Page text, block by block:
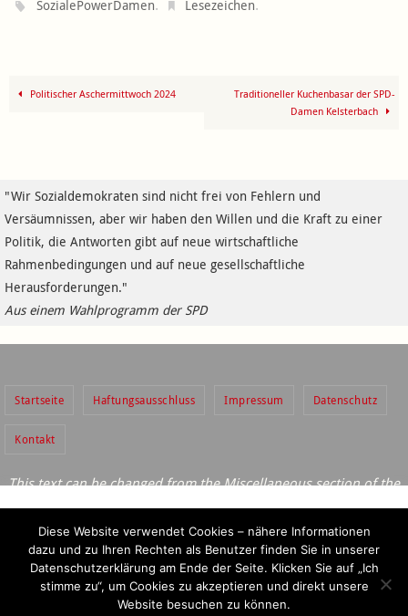
SozialePowerDamen. Lesezeichen.
Politischer Aschermittwoch 2024
Traditioneller Kuchenbasar der SPD-
Damen Kelsterbach
"Wir Sozialdemokraten sind nicht frei von Fehlern und
Versäumnissen, aber wir haben den Willen und die Kraft zu einer
Politik, die Antworten gibt auf neue wirtschaftliche
Rahmenbedingungen und auf neue gesellschaftliche
Herausforderungen."
Aus einem Wahlprogramm der SPD
Startseite Haftungsausschluss Impressum Datenschutz
Kontakt
This text can be changed from the Miscellaneous section of the
Lorem ipsum dolor sit amet, consectetur adipiscing
elit, cras ut
imperdiet augue.
Präsentiert von Nirvana & WordPress.
dazu und zu Ihren Rechten als Benutzer finden Sie in
unserer Datenschutzerklärung am Ende der Seite. Klicken
Sie auf „Ich stimme zu“, um Cookies zu akzeptieren und
direkt unsere Website besuchen zu können.
Diese Website verwendet Cookies – nähere Informationen
dazu und zu Ihren Rechten als Benutzer finden Sie in unserer
Datenschutzerklärung am Ende der Seite. Klicken Sie auf „Ich
stimme zu“, um Cookies zu akzeptieren und direkt unsere
Website besuchen zu können.